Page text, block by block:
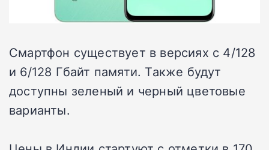
Смартфон существует в версиях с 4/128
и 6/128 Гбайт памяти. Также будут
доступны зеленый и черный цветовые
варианты.